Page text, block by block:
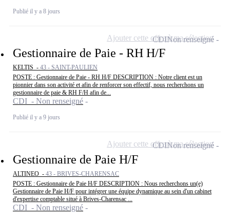
Publié il y a 8 jours
Gestionnaire de Paie - RH H/F
KELTIS - 43 - SAINT-PAULIEN
POSTE : Gestionnaire de Paie - RH H/F DESCRIPTION : Notre client est un
pionnier dans son activité et afin de renforcer son effectif, nous recherchons un
gestionnaire de paie & RH F/H afin de...
CDI - Non renseigné
Publié il y a 9 jours
CDINon renseigné
Ajouter cette offre à ma sélection
Gestionnaire de Paie H/F
ALTINEO - 43 - BRIVES-CHARENSAC
POSTE : Gestionnaire de Paie H/F DESCRIPTION : Nous recherchons un(e)
Gestionnaire de Paie H/F pour intégrer une équipe dynamique au sein d'un cabinet
d'expertise comptable situé à Brives-Charensac ...
CDI - Non renseigné
CDINon renseigné
Ajouter cette offre à ma sélection